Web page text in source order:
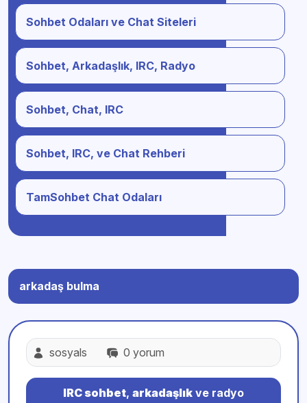
Sohbet Odaları ve Chat Siteleri
Sohbet, Arkadaşlık, IRC, Radyo
Sohbet, Chat, IRC
Sohbet, IRC, ve Chat Rehberi
TamSohbet Chat Odaları
arkadaş bulma
sosyals 0 yorum
IRC sohbet, arkadaşlık ve radyo